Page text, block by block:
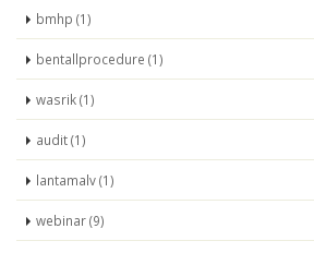
bmhp (1)
bentallprocedure (1)
wasrik (1)
audit (1)
lantamalv (1)
webinar (9)